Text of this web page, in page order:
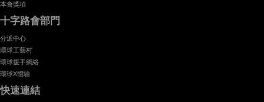
本會獎項
十字路會部門
分派中心
環球工藝村
環球援手網絡
環球X體驗
快速連結